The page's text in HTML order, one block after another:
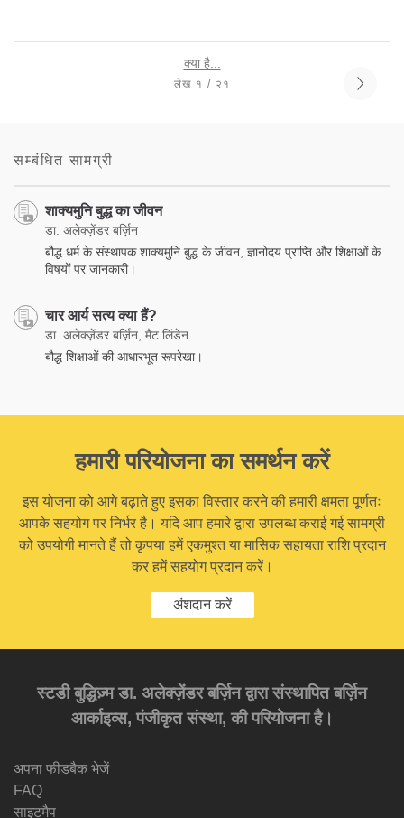
क्या है...
लेख १ / २१
सम्बंधित सामग्री
शाक्यमुनि बुद्ध का जीवन
डा. अलेक्ज़ेंडर बर्ज़िन
बौद्ध धर्म के संस्थापक शाक्यमुनि बुद्ध के जीवन, ज्ञानोदय प्राप्ति और शिक्षाओं के
विषयों पर जानकारी।
चार आर्य सत्य क्या हैं?
डा. अलेक्ज़ेंडर बर्ज़िन, मैट लिंडेन
बौद्ध शिक्षाओं की आधारभूत रूपरेखा।
हमारी परियोजना का समर्थन करें
इस योजना को आगे बढ़ाते हुए इसका विस्तार करने की हमारी क्षमता पूर्णतः
आपके सहयोग पर निर्भर है। यदि आप हमारे द्वारा उपलब्ध कराई गई सामग्री
को उपयोगी मानते हैं तो कृपया हमें एकमुश्त या मासिक सहायता राशि प्रदान
कर हमें सहयोग प्रदान करें।
अंशदान करें
स्टडी बुद्धिज़्म डा. अलेक्ज़ेंडर बर्ज़िन द्वारा संस्थापित बर्ज़िन
आर्काइव्स, पंजीकृत संस्था, की परियोजना है।
अपना फीडबैक भेजें
FAQ
साइटमैप